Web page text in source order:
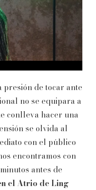
presión de tocar ante
no se equipara a
conlleva hacer una
se olvida al
con el público
encontramos con
antes de
el Atrio de Ling